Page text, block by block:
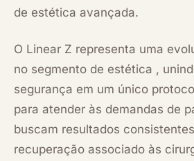
de estética avançada.
O Linear Z representa uma
no segmento de estética ,
segurança em um único
para atender às demandas de
buscam resultados
recuperação associado às